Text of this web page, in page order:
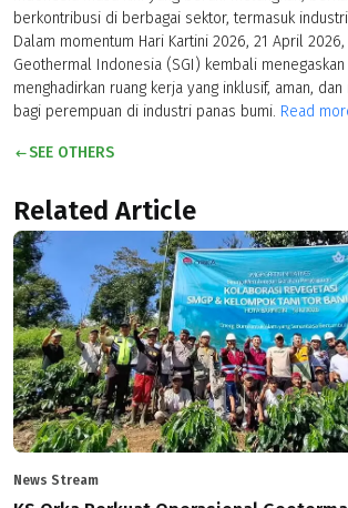
berkontribusi di berbagai sektor, termasuk
Dalam momentum Hari Kartini 2026, 21 April
Geothermal Indonesia (SGI) kembali
menghadirkan ruang kerja yang inklusif, aman,
bagi perempuan di industri panas bumi. Read
SEE OTHERS
Related Article
News Stream